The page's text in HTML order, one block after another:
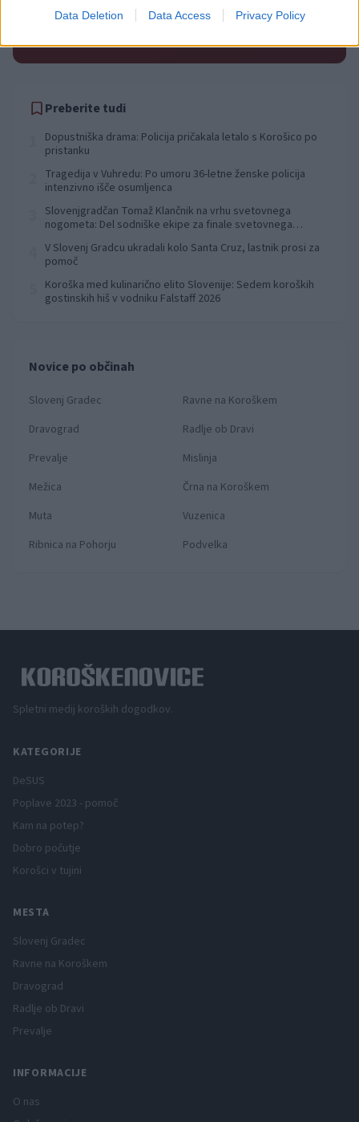
Data Deletion Data Access Privacy Policy
Izklop elektrike: 422. Nadzorništvo Vuzenica - Območje
Vuhreda
Preberite tudi
Dopustniška drama: Policija pričakala letalo s Korošico po
pristanku
Tragedija v Vuhredu: Po umoru 36-letne ženske policija
intenzivno išče osumljenca
Slovenjgradčan Tomaž Klančnik na vrhu svetovnega
nogometa: Del sodniške ekipe za finale svetovnega
V Slovenj Gradcu ukradali kolo Santa Cruz, lastnik prosi za
pomoč
Koroška med kulinarično elito Slovenije: Sedem koroških
gostinskih hiš v vodniku Falstaff 2026
Novice po občinah
Slovenj Gradec
Ravne na Koroškem
Dravograd
Radlje ob Dravi
Prevalje
Mislinja
Mežica
Črna na Koroškem
Muta
Vuzenica
Ribnica na Pohorju
Podvelka
Spletni medij koroških dogodkov.
KATEGORIJE
DeSUS
Poplave 2023 - pomoč
Kam na potep?
Dobro počutje
Korošci v tujini
MESTA
Slovenj Gradec
Ravne na Koroškem
Dravograd
Radlje ob Dravi
Prevalje
INFORMACIJE
O nas